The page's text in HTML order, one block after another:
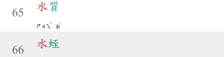
65
水質
ㄕㄨㄟ
ˇ
ㄓ
ˊ
66
水蛭